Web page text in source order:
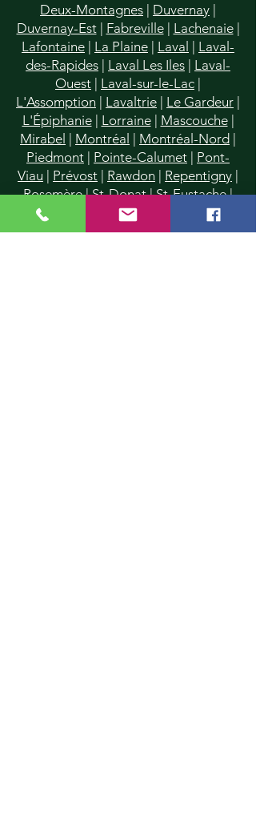
Deux-Montagnes | Duvernay |
Duvernay-Est| Fabreville| Lachenaie|
Lafontaine | La Plaine | Laval | Laval-
des-Rapides | Laval Les Iles | Laval-
Ouest | Laval-sur-le-Lac |
L'Assomption | Lavaltrie | Le Gardeur |
L'Épiphanie| Lorraine| Mascouche|
Mirabel | Montréal | Montréal-Nord |
Piedmont | Pointe-Calumet | Pont-
Viau | Prévost | Rawdon | Repentigny |
Rosemère|St-Donat|St-Eustache|
St-Francois
St-Jérôme
Saint-Lin
|St-Janvier|St-Roch-de-l'Achigan|